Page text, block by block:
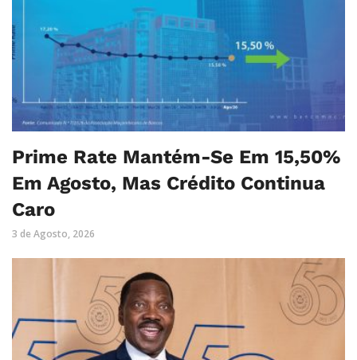
Prime Rate Mantém-Se Em 15,50%
Em Agosto, Mas Crédito Continua
Caro
3 de Agosto, 2026